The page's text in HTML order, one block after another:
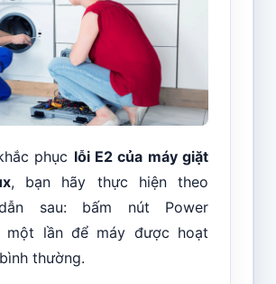
phục lỗi E2 của máy giặt
, bạn hãy thực hiện theo
sau: bấm nút Power
một lần để máy được hoạt
thường.